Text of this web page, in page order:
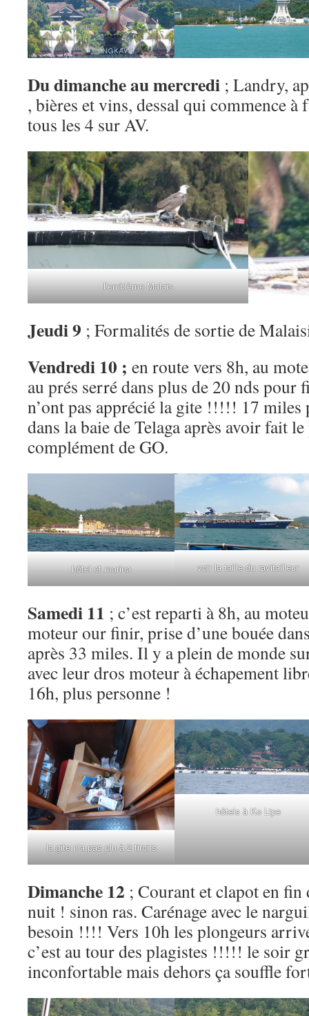
Du dimanche au mercredi ; Landry,
, bières et vins, dessal qui commence à
tous les 4 sur AV.
l’emblème Malais
Jeudi 9 ; Formalités de sortie de
Vendredi 10 ; en route vers 8h, au
au prés serré dans plus de 20 nds
n’ont pas apprécié la gite !!!!! 17
dans la baie de Telaga après avoir fait
complément de GO.
hôtel et marina voir la taille du ravitailleur
Samedi 11 ; c’est reparti à 8h, au
moteur our finir, prise d’une bouée
après 33 miles. Il y a plein de monde
avec leur dros moteur à échapement
16h, plus personne !
la gite n’a pas plu à 2 tiroirs
hôtels à Ko Lipe
Dimanche 12 ; Courant et clapot en fin
nuit ! sinon ras. Carénage avec le
besoin !!!! Vers 10h les plongeurs
c’est au tour des plagistes !!!!! le soir
inconfortable mais dehors ça souffle